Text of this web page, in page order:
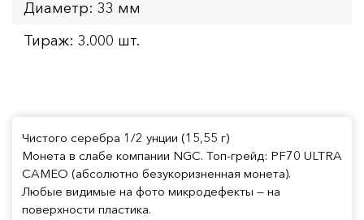
Диаметр: 33 мм
Тираж: 3.000 шт.
Чистого серебра 1/2 унции (15,55 г)
Монета в слабе компании NGC. Топ-грейд: PF70 ULTRA
CAMEO (абсолютно безукоризненная монета).
Любые видимые на фото микродефекты — на
поверхности пластика.